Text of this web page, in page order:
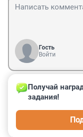
Гость
Войти
Гость
11 июля 2023, 02:59
русский должен
фронт. а там надо
Получай
задания!